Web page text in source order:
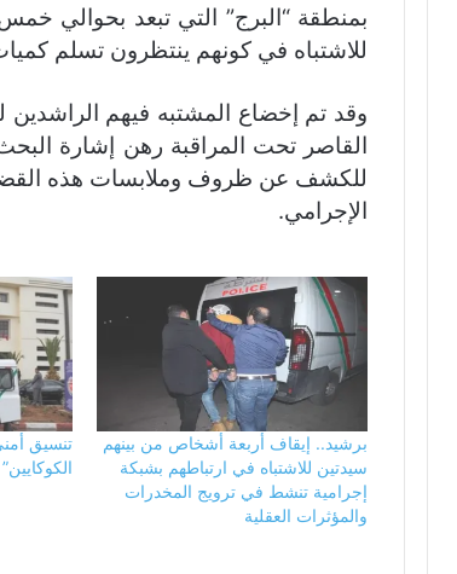
بمنطقة “البرج” التي تبعد بحوالي
للاشتباه في كونهم ينتظرون تسلم
وقد تم إخضاع المشتبه فيهم الراشدين
القاصر تحت المراقبة رهن إشارة
للكشف عن ظروف وملابسات هذه
الإجرامي.
برشيد.. إيقاف أربعة أشخاص من بينهم
سيدتين للاشتباه في ارتباطهم بشبكة
إجرامية تنشط في ترويج المخدرات
والمؤثرات العقلية
تنسيق